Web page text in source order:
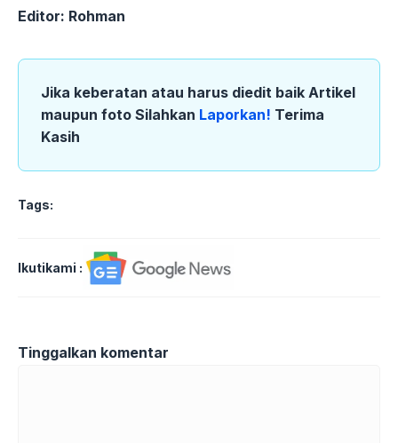
Editor: Rohman
Jika keberatan atau harus diedit baik Artikel
maupun foto Silahkan Laporkan! Terima
Kasih
Tags:
Ikutikami :
Tinggalkan komentar